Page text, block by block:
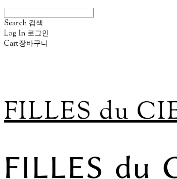
Search 검색
Log In 로그인
Cart장바구니
FILLES du